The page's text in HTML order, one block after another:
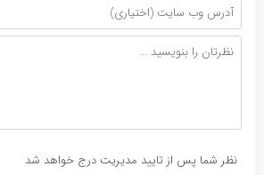
نظر شما پس از تایید مدیریت درج خواهد شد